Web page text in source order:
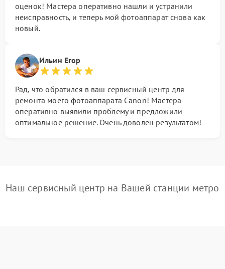
оценок! Мастера оперативно нашли и устранили
неисправность, и теперь мой фотоаппарат снова как
новый.
Ильин Егор
Рад, что обратился в ваш сервисный центр для
ремонта моего фотоаппарата Canon! Мастера
оперативно выявили проблему и предложили
оптимальное решение. Очень доволен результатом!
Наш сервисный центр на Вашей станции метро